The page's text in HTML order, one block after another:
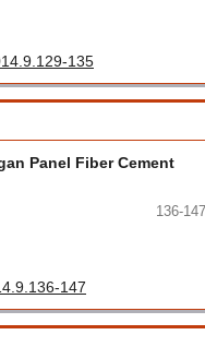
135
Panel Fiber Cement
136-147
147